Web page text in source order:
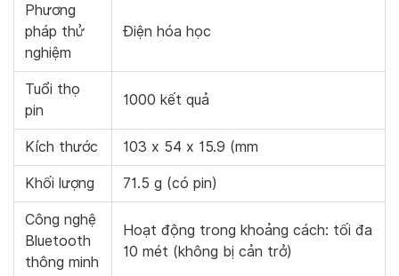
Phương
pháp thử
nghiệm
Điện hóa học
Tuổi thọ
pin
1000 kết quả
Kích thước 103 x 54 x 15.9 (mm
Khối lượng 71.5 g (có pin)
Công nghệ
Bluetooth
thông minh
Hoạt động trong khoảng cách: tối đa
10 mét (không bị cản trở)